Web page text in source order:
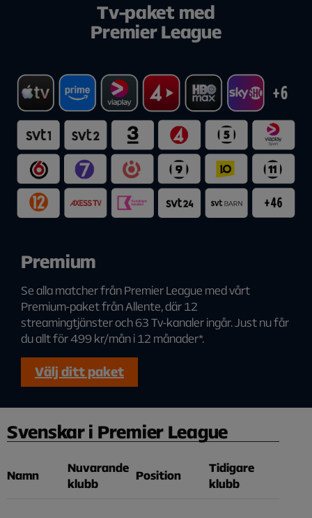
Tv-paket med
Premier League
Premium
Se alla matcher från Premier League med vårt
Premium-paket från Allente, där 12
streamingtjänster och 63 Tv-kanaler ingår. Just nu får
du allt för 499 kr/mån i 12 månader*.
Välj ditt paket
Svenskar i Premier League
Namn
Nuvarande
klubb
Position
Tidigare
klubb